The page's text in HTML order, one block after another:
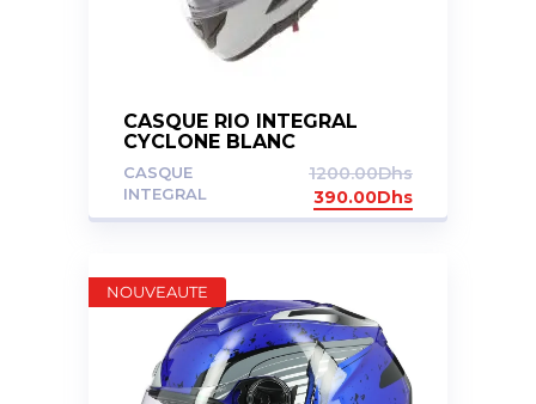
CASQUE RIO INTEGRAL
CYCLONE BLANC
CASQUE
INTEGRAL
1200.00Dhs
390.00Dhs
NOUVEAUTE